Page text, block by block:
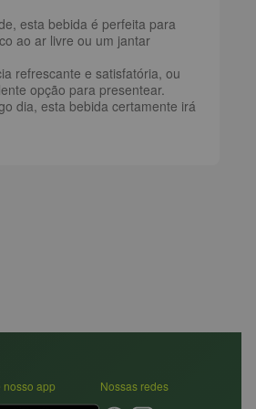
esta bebida é perfeita para
ao ar livre ou um jantar
refrescante e satisfatória, ou
opção para presentear.
dia, esta bebida certamente irá
nosso app Nossas redes